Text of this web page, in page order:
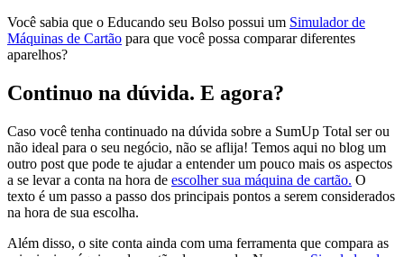
Você sabia que o Educando seu Bolso possui um Simulador de
Máquinas de Cartão para que você possa comparar diferentes
aparelhos?
Continuo na dúvida. E agora?
Caso você tenha continuado na dúvida sobre a SumUp Total ser ou
não ideal para o seu negócio, não se aflija! Temos aqui no blog um
outro post que pode te ajudar a entender um pouco mais os aspectos
a se levar a conta na hora de escolher sua máquina de cartão. O
texto é um passo a passo dos principais pontos a serem considerados
na hora de sua escolha.
Além disso, o site conta ainda com uma ferramenta que compara as